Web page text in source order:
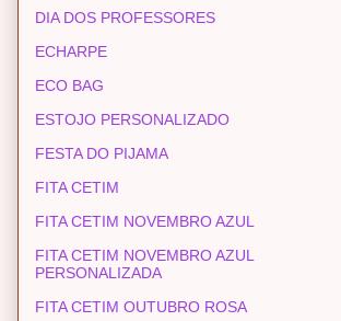
DIA DOS PROFESSORES
ECHARPE
ECO BAG
ESTOJO PERSONALIZADO
FESTA DO PIJAMA
FITA CETIM
FITA CETIM NOVEMBRO AZUL
FITA CETIM NOVEMBRO AZUL
PERSONALIZADA
FITA CETIM OUTUBRO ROSA